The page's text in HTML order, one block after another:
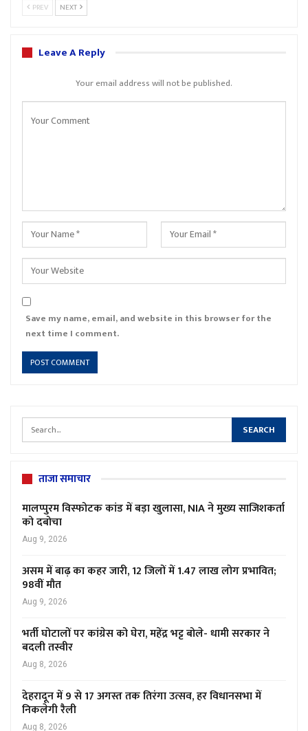
PREV NEXT
Leave A Reply
Your email address will not be published.
Save my name, email, and website in this browser for the
next time I comment.
ताजा समाचार
मालप्पुरम विस्फोटक कांड में बड़ा खुलासा, NIA ने मुख्य साजिशकर्ता
को दबोचा
Aug 9, 2026
असम में बाढ़ का कहर जारी, 12 जिलों में 1.47 लाख लोग प्रभावित;
98वीं मौत
Aug 9, 2026
भर्ती घोटालों पर कांग्रेस को घेरा, महेंद्र भट्ट बोले- धामी सरकार ने
बदली तस्वीर
Aug 8, 2026
देहरादून में 9 से 17 अगस्त तक तिरंगा उत्सव, हर विधानसभा में
निकलेगी रैली
Aug 8, 2026